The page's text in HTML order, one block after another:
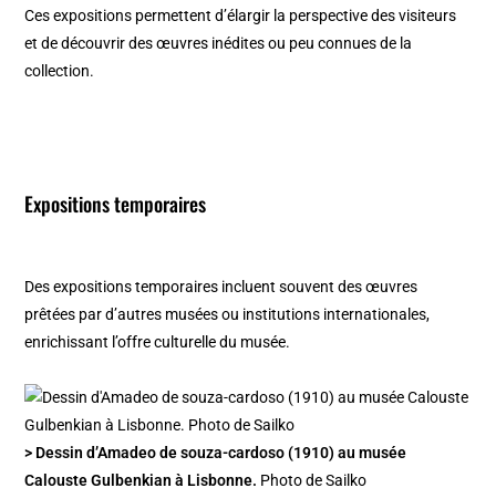
Ces expositions permettent d’élargir la perspective des visiteurs
et de découvrir des œuvres inédites ou peu connues de la
collection.
Expositions temporaires
Des expositions temporaires incluent souvent des œuvres
prêtées par d’autres musées ou institutions internationales,
enrichissant l’offre culturelle du musée.
> Dessin d’Amadeo de souza-cardoso (1910) au musée
Calouste Gulbenkian à Lisbonne. Photo de Sailko